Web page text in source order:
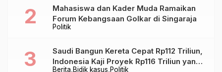
Politik
Mahasiswa dan Kader Muda Ramaikan
Forum Kebangsaan Golkar di Singaraja
Berita Bidik kasus Politik
Saudi Bangun Kereta Cepat Rp112 Triliun,
Indonesia Kaji Proyek Rp116 Triliun yang